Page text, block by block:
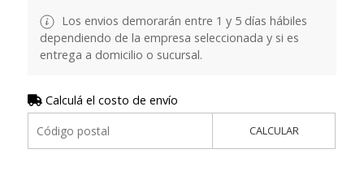
Los envios demorarán entre 1 y 5 días hábiles
dependiendo de la empresa seleccionada y si es
entrega a domicilio o sucursal.
Calculá el costo de envío
CALCULAR